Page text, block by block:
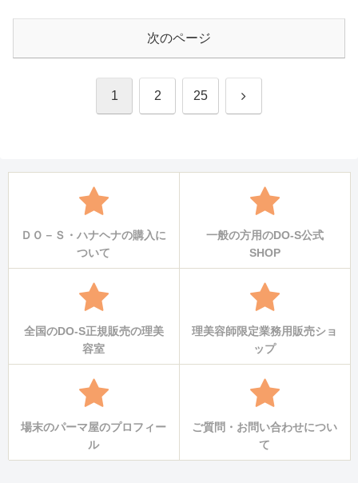
次のページ
1 2 25 次
ＤＯ－Ｓ・ハナヘナの購入に
ついて
一般の方用のDO-S公式
SHOP
全国のDO-S正規販売の理美
容室
理美容師限定業務用販売ショ
ップ
場末のパーマ屋のプロフィー
ル
ご質問・お問い合わせについ
て